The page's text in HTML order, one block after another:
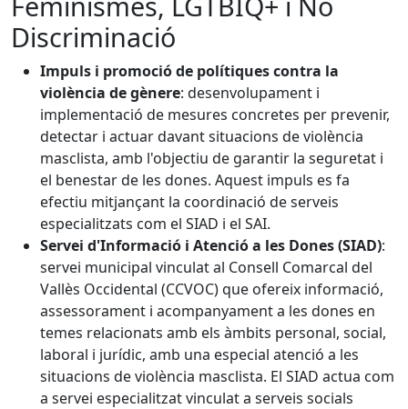
Discriminació
Impuls i promoció de polítiques contra la
violència de gènere: desenvolupament i
implementació de mesures concretes per prevenir,
detectar i actuar davant situacions de violència
masclista, amb l'objectiu de garantir la seguretat i
el benestar de les dones. Aquest impuls es fa
efectiu mitjançant la coordinació de serveis
especialitzats com el SIAD i el SAI.
Servei d'Informació i Atenció a les Dones (SIAD):
servei municipal vinculat al Consell Comarcal del
Vallès Occidental (CCVOC) que ofereix informació,
assessorament i acompanyament a les dones en
temes relacionats amb els àmbits personal, social,
laboral i jurídic, amb una especial atenció a les
situacions de violència masclista. El SIAD actua com
a servei especialitzat vinculat a serveis socials